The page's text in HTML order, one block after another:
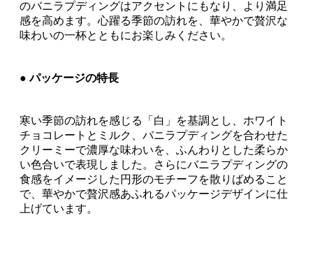
のバニラプディングはアクセントにもなり、より満足
感を高めます。心躍る季節の訪れを、華やかで贅沢な
味わいの一杯とともにお楽しみください。
● パッケージの特長
寒い季節の訪れを感じる「白」を基調とし、ホワイト
チョコレートとミルク、バニラプディングを合わせた
クリーミーで濃厚な味わいを、ふんわりとした柔らか
い色合いで表現しました。さらにバニラプディングの
食感をイメージした円形のモチーフを散りばめること
で、華やかで贅沢感あふれるパッケージデザインに仕
上げています。